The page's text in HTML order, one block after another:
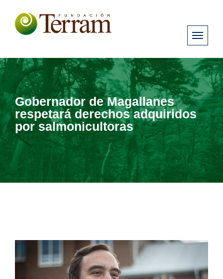
Gobernador de Magallanes
respetará derechos adquiridos
por salmonicultoras